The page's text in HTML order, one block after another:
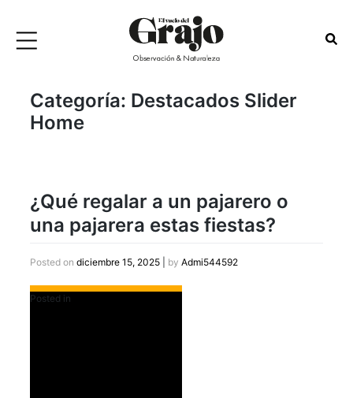
Categoría: Destacados Slider
Home
¿Qué regalar a un pajarero o
una pajarera estas fiestas?
Posted on diciembre 15, 2025 by Admi544592
Posted in